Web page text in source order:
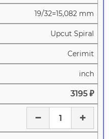
19/32=15,082 mm
Upcut Spiral
Cerimit
inch
3195 ₽